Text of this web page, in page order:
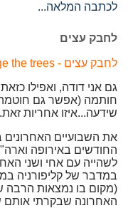
לכתבה המלאה...
לחבק עצים
לחבק עצים - the trees
גם אני דודה, ואפילו
חותמה (אפשר גם
שידעה...איזו אחריות זאת.
את השבועיים האחרונים
החודשים באירופה
לשהייה עם אחי ושני
במדבר של קליפורניה
(מקום בו נמצאות הרבה
האחרונה שבקרתי אותם שם,